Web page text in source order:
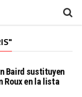
Baird sustituyen
Roux en la lista